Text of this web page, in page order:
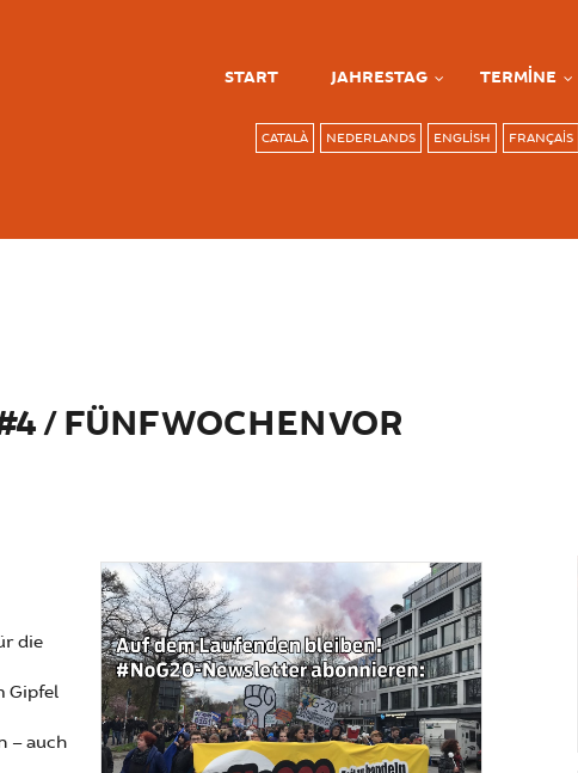
START JAHRESTAG TERMINE
CATALÀ NEDERLANDS ENGLISH FRANÇAIS
/ FÜNF WOCHEN VOR
die
Gipfel
– auch